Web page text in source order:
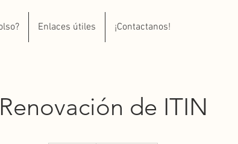
Enlaces útiles ¡Contactanos!
Renovación de ITIN